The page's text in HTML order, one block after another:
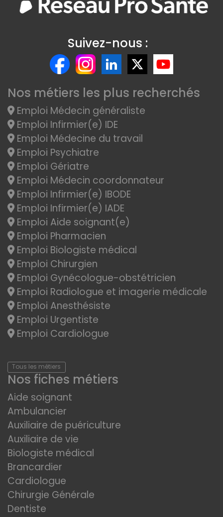
Suivez-nous :
Nos métiers les plus recherchés
Emploi Médecin généraliste
Emploi Infirmier(e) IDE
Emploi Médecine du travail
Emploi Psychiatre
Emploi Gériatre
Emploi Médecin coordonnateur
Emploi Infirmier(e) IBODE
Emploi Infirmier(e) IADE
Emploi Aide soignant(e)
Emploi Pharmacien
Emploi Biologiste médical
Emploi Chirurgien
Emploi Gynécologue-obstétricien
Emploi Radiologue et imagerie médicale
Emploi Anesthésiste
Emploi Urgentiste
Emploi Cardiologue
Tous les métiers
Nos fiches métiers
Aide soignant
Ambulancier
Auxiliaire de puériculture
Auxiliaire de vie
Biologiste médical
Brancardier
Cardiologue
Chirurgie Générale
Dentiste